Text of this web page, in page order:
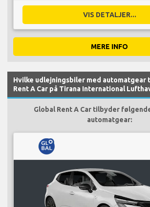
VIS DETALJER...
MERE INFO
Hvilke udlejningsbiler med automatgear
Rent A Car på Tirana International
Global Rent A Car tilbyder
automatgear: